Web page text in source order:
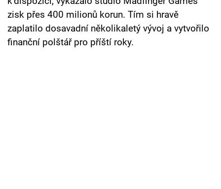
Přihlášení
zisk přes 400 milionů korun. Tím si hravě
zaplatilo dosavadní několikaletý vývoj a vytvořilo
finanční polštář pro příští roky.